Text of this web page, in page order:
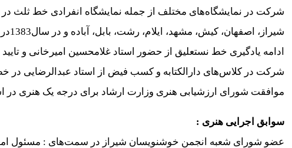
شیراز، اصفهان، کیش، مشهد، ایلام، رشت، بابل، آباده و در سال1383در نمایشگاه آثار هنری شهر انی یر پاریس در کشور فرانسه .
ادامه یادگیری خط نستعلیق از حضور استاد غلامحسین امیرخانی و تایید
شرکت در کلاس‌های دارالکتابه و کسب فیض از استاد عبدالرضایی در
موافقت شورای ارزشیابی هنری وزارت ارشاد برای درجه یک هنری در اسفند
سوابق اجرایی هنری :
عضو شورای شعبه انجمن خوشنویسان شیراز در سمت‌های : مسئول